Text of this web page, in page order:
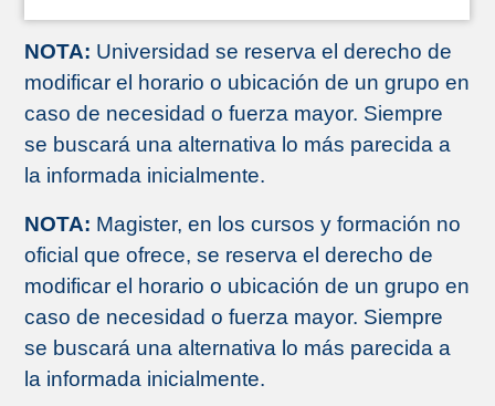
NOTA: Universidad se reserva el derecho de
modificar el horario o ubicación de un grupo en
caso de necesidad o fuerza mayor. Siempre
se buscará una alternativa lo más parecida a
la informada inicialmente.
NOTA: Magister, en los cursos y formación no
oficial que ofrece, se reserva el derecho de
modificar el horario o ubicación de un grupo en
caso de necesidad o fuerza mayor. Siempre
se buscará una alternativa lo más parecida a
la informada inicialmente.